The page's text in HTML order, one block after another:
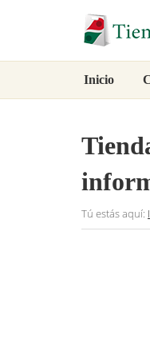
Inicio
Tú estás aquí: